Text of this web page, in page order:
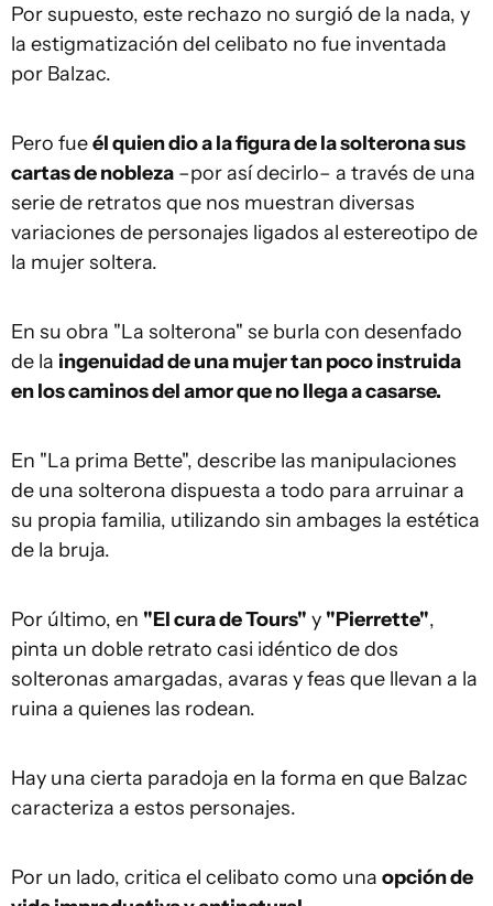
Por supuesto, este rechazo no surgió de la nada, y
la estigmatización del celibato no fue inventada
por Balzac.
Pero fueél quien dio a la figura de la solterona sus
cartas de nobleza –por así decirlo– a través de una
serie de retratos que nos muestran diversas
variaciones de personajes ligados al estereotipo de
la mujer soltera.
En su obra "La solterona" se burla con desenfado
de la ingenuidad de una mujer tan poco instruida
en los caminos del amor que no llega a casarse.
En "La prima Bette", describe las manipulaciones
de una solterona dispuesta a todo para arruinar a
su propia familia, utilizando sin ambages la estética
de la bruja.
Por último, en "El cura de Tours" y "Pierrette",
pinta un doble retrato casi idéntico de dos
solteronas amargadas, avaras y feas que llevan a la
ruina a quienes las rodean.
Hay una cierta paradoja en la forma en que Balzac
caracteriza a estos personajes.
Por un lado, critica el celibato como una opción de